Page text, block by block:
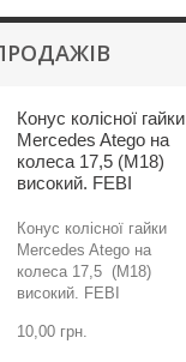
Конус колісної гайки
Mercedes Atego на
колеса 17,5 (M18)
високий. FEBI
Конус колісної гайки
Mercedes Atego на
колеса 17,5 (M18)
високий. FEBI
10,00 грн.